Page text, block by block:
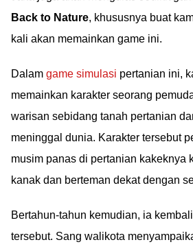
Back to Nature, khususnya buat
kali akan memainkan game ini.
Dalam game simulasi pertanian ini,
memainkan karakter seorang
warisan sebidang tanah pertanian
meninggal dunia. Karakter tersebut
musim panas di pertanian kakeknya
kanak dan berteman dekat dengan
Bertahun-tahun kemudian, ia
tersebut. Sang walikota